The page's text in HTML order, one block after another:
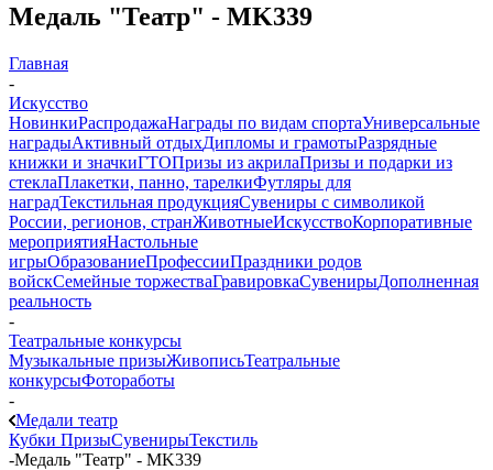
Медаль "Театр" - MK339
Главная
-
Искусство
НовинкиРаспродажаНаграды по видам спортаУниверсальные
наградыАктивный отдыхДипломы и грамотыРазрядные
книжки и значкиГТОПризы из акрилаПризы и подарки из
стеклаПлакетки, панно, тарелкиФутляры для
наградТекстильная продукцияСувениры с символикой
России, регионов, странЖивотныеИскусствоКорпоративные
мероприятияНастольные
игрыОбразованиеПрофессииПраздники родов
войскСемейные торжестваГравировкаСувенирыДополненная
реальность
-
Театральные конкурсы
Музыкальные призыЖивописьТеатральные
конкурсыФотоработы
-
Медали театр
Кубки ПризыСувенирыТекстиль
-Медаль "Театр" - MK339